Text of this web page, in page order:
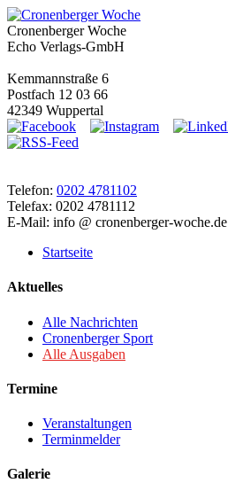
Cronenberger Woche
Echo Verlags-GmbH
Kemmannstraße 6
Postfach 12 03 66
42349 Wuppertal
Telefon: 0202 4781102
Telefax: 0202 4781112
E-Mail: info @ cronenberger-woche.de
Startseite
Aktuelles
Alle Nachrichten
Cronenberger Sport
Alle Ausgaben
Termine
Veranstaltungen
Terminmelder
Galerie